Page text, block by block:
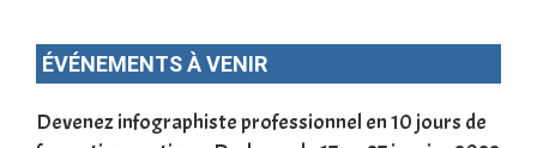
ÉVÉNEMENTS À VENIR
Devenez infographiste professionnel en 10 jours de